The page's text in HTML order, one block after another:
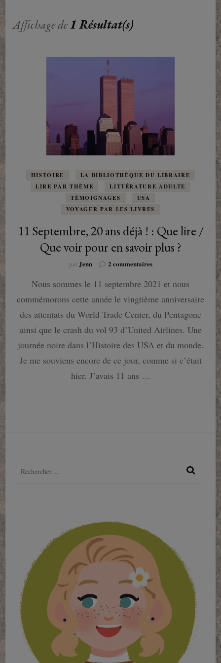
Affichage de1 Résultat(s)
HISTOIRE
LA BIBLIOTHÈQUE DU LIBRAIRE
LIRE PAR THÈME
LITTÉRATURE ADULTE
TÉMOIGNAGES
USA
VOYAGER PAR LES LIVRES
11 Septembre, 20 ans déjà ! : Que lire /
Que voir pour en savoir plus ?
parJenn 2 commentairessur
Septembre,
ans
déjà
Que
/
Nous sommes le 11 septembre 2021 et nous
commémorons cette année le vingtième anniversaire
des attentats du World Trade Center, du Pentagone
ainsi que le crash du vol 93 d’United Airlines. Une
journée noire dans l’Histoire des USA et du monde.
Je me souviens encore de ce jour, comme si c’était
hier. J’avais 11 ans …
Rechercher :